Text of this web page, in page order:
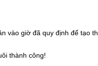
vào giờ đã quy định để tạo
thành công!